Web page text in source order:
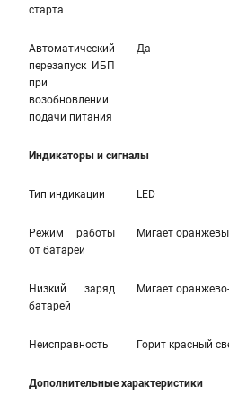
старта
Автоматический
перезапуск ИБП
при
возобновлении
подачи питания
Да
Индикаторы и сигналы
Тип индикации LED
Режим работы
от батареи
Мигает
Низкий заряд
батарей
Мигает
Неисправность Горит красный
Дополнительные характеристики